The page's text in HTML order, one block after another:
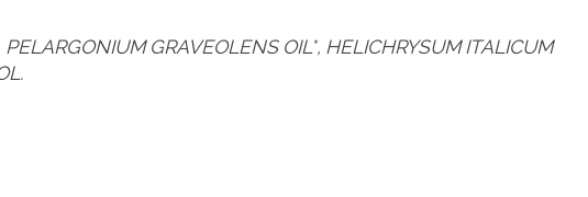
GRAVEOLENS OIL*, HELICHRYSUM ITALICUM